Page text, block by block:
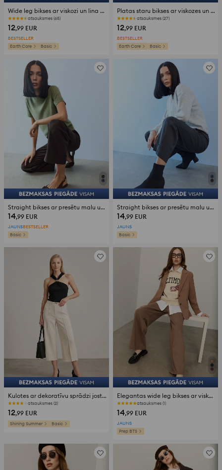
Wide leg bikses ar viskozi un lina piejaukumu
atsauksmes (65)
12,99 EUR
BESTSELLER
Earth Core
Basic
Platas staru bikses ar viskozes un lina piejaukumu
atsauksmes (27)
12,99 EUR
BESTSELLER
Earth Core
Basic
Straight bikses ar presētu malu un jostu
14,99 EUR
JAUNSBESTSELLER
Basic
Straight bikses ar presētu malu un jostu
14,99 EUR
JAUNS
Basic
Kulotes ar dekoratīvu sprādzi jostasvietā un šuvēm uz starām
atsauksmes (2)
12,99 EUR
Shining Summer Basic
Elegantas wide leg bikses ar viskozes piejaukumu
atsauksmes (1)
14,99 EUR
JAUNS
Prep BTS